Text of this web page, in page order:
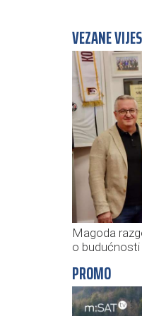
VEZANE
Magoda
o
PROMO